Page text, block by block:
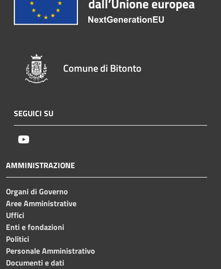
Comune di Bitonto
SEGUICI SU
AMMINISTRAZIONE
Organi di Governo
Aree Amministrative
Uffici
Enti e fondazioni
Politici
Personale Amministrativo
Documenti e dati